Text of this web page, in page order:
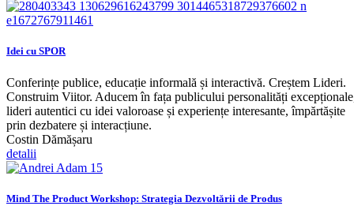
Idei cu SPOR
Conferințe publice, educație informală și interactivă. Creștem Lideri.
Construim Viitor. Aducem în fața publicului personalități
lideri autentici cu idei valoroase și experiențe interesante, împărtășite
prin dezbatere și interacțiune.
Costin Dămășaru
detalii
Mind The Product Workshop: Strategia Dezvoltării de Produs